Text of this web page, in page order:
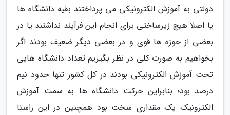
دولتی به آموزش الکترونیکی می پرداختند بقیه دانشگاه ها
یا اصلا هیچ زیرساختی برای انجام این فرآیند نداشتند یا در
بعضی از حوزه ها قوی و در بعضی دیگر ضعیف بودند اگر
بخواهیم به صورت کلی در نظر بگیریم تعداد دانشگاه هایی
تحت آموزش الکترونیکی بودند در کل کشور تنها حدود نیم
درصد بود؛ بنابراین حرکت دانشگاه ها به سمت آموزش
الکترونیک یک مقداری سخت بود همچنین در این راستا